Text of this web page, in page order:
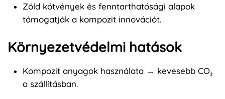
Zöld kötvények és fenntarthatósági alapok
támogatják a kompozit innovációt.
Környezetvédelmi hatások
Kompozit anyagok használata → kevesebb CO₂
a szállításban.